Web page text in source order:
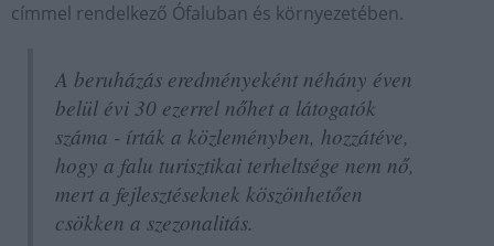
címmel rendelkező Ófaluban és környezetében.
A beruházás eredményeként néhány éven
belül évi 30 ezerrel nőhet a látogatók
száma - írták a közleményben, hozzátéve,
hogy a falu turisztikai terheltsége nem nő,
mert a fejlesztéseknek köszönhetően
csökken a szezonalitás.